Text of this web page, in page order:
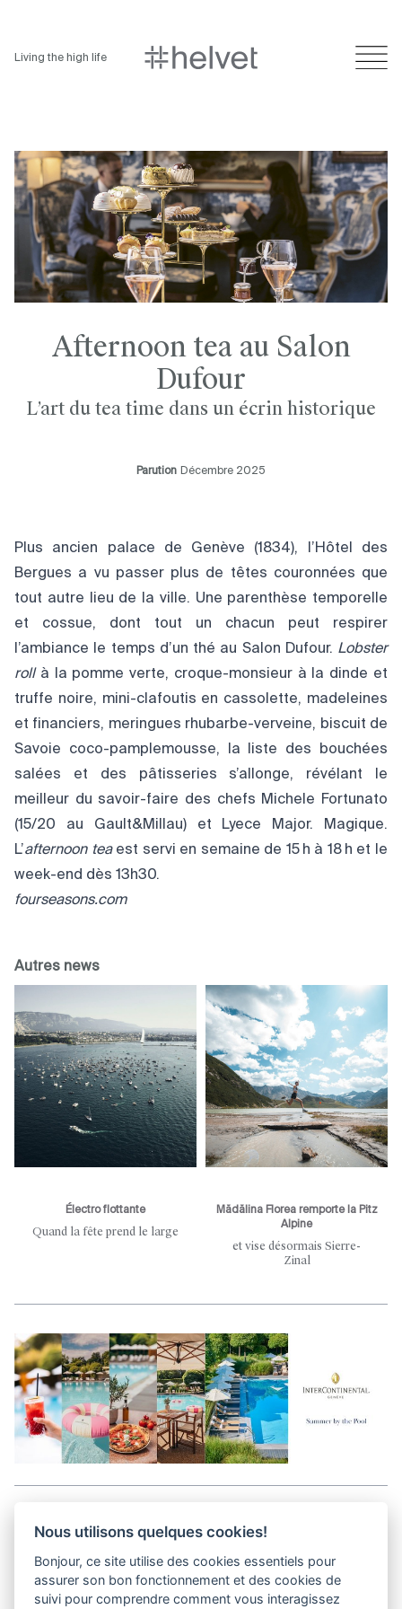
Living the high life
Afternoon tea au Salon
Dufour
L’art du tea time dans un écrin historique
Parution Décembre 2025
Plus ancien palace de Genève (1834), l’Hôtel des
Bergues a vu passer plus de têtes couronnées que
tout autre lieu de la ville. Une parenthèse temporelle
et cossue, dont tout un chacun peut respirer
l’ambiance le temps d’un thé au Salon Dufour. Lobster
rollà la pomme verte, croque-monsieur à la dinde et
truffe noire, mini-clafoutis en cassolette, madeleines
et financiers, meringues rhubarbe-verveine, biscuit de
Savoie coco-pamplemousse, la liste des bouchées
salées et des pâtisseries s’allonge, révélant le
meilleur du savoir-faire des chefs Michele Fortunato
(15/20 au Gault&Millau) et Lyece Major. Magique.
L’afternoon teaest servi en semaine de 15 h à 18 h et le
week-end dès 13h30.
fourseasons.com
Autres news
Électro flottante
Quand la fête prend le large
Mădălina Florea remporte la Pitz
Alpine
et vise désormais Sierre-
Zinal
Kits médias
Nous utilisons quelques cookies!
Bonjour, ce site utilise des cookies essentiels pour
assurer son bon fonctionnement et des cookies de
suivi pour comprendre comment vous interagissez